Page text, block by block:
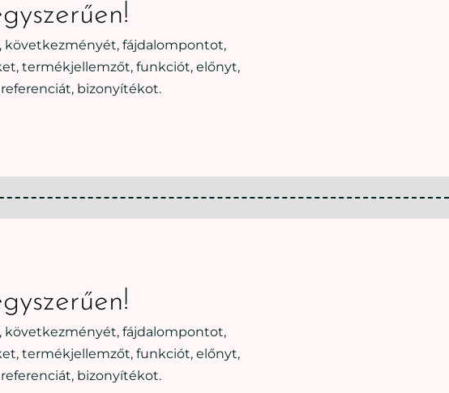
következményét, fájdalompontot,
termékjellemzőt, funkciót, előnyt,
bizonyítékot.
következményét, fájdalompontot,
termékjellemzőt, funkciót, előnyt,
bizonyítékot.